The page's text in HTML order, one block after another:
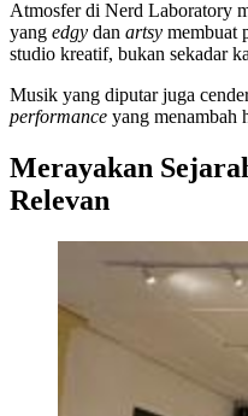
Atmosfer di Nerd Laboratory
yang edgy dan artsy membuat
studio kreatif, bukan sekadar
Musik yang diputar juga
performance yang menambah
Merayakan
Relevan